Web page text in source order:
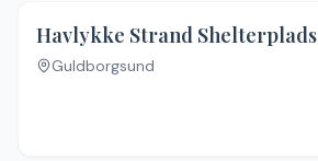
Havlykke Strand Shelterplads
Guldborgsund